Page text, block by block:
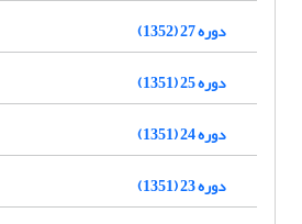
دوره 27 (1352)
دوره 25 (1351)
دوره 24 (1351)
دوره 23 (1351)